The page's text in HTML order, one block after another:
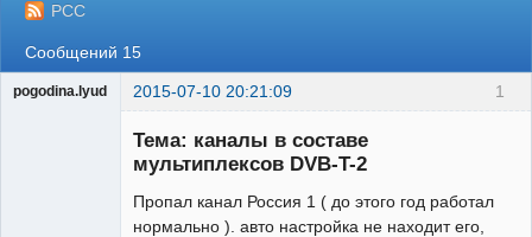
РСС
Сообщений 15
1
pogodina.lyud 2015-07-10 20:21:09
Тема: каналы в составе
мультиплексов DVB-T-2
Пропал канал Россия 1 ( до этого год работал
нормально ). авто настройка не находит его,